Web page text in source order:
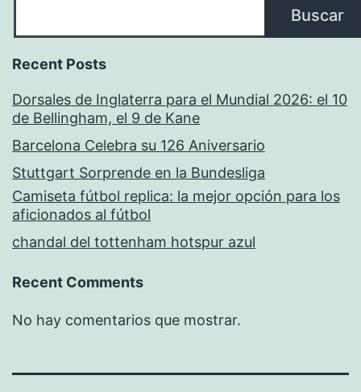
Buscar
Recent Posts
Dorsales de Inglaterra para el Mundial 2026: el 10
de Bellingham, el 9 de Kane
Barcelona Celebra su 126 Aniversario
Stuttgart Sorprende en la Bundesliga
Camiseta fútbol replica: la mejor opción para los
aficionados al fútbol
chandal del tottenham hotspur azul
Recent Comments
No hay comentarios que mostrar.